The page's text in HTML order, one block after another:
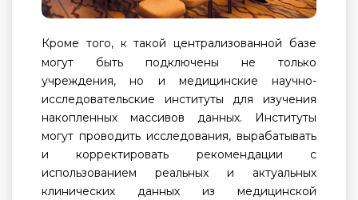
Кроме того, к такой централизованной базе
могут быть подключены не только
учреждения, но и медицинские научно-
исследовательские институты для изучения
накопленных массивов данных. Институты
могут проводить исследования, вырабатывать
и корректировать рекомендации с
использованием реальных и актуальных
клинических данных из медицинской